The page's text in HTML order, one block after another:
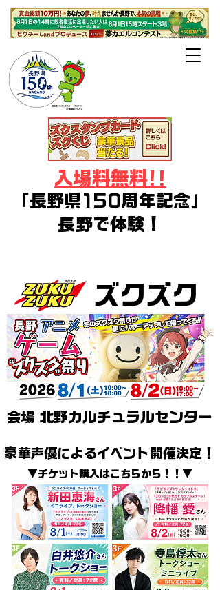
ズクズク
「長野県150周年記念」
長野で体験！
入場料無料!!
会場 北野カルチュラルセンター
豪華声優によるイベント開催決定！
▼チケット購入はこちらから！！▼